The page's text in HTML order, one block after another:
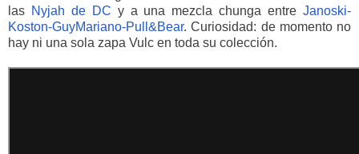
las Nyjah de DC y a una mezcla chunga entre Janoski-
Koston-GuyMariano-Pull&Bear. Curiosidad: de momento no
hay ni una sola zapa Vulc en toda su colección.